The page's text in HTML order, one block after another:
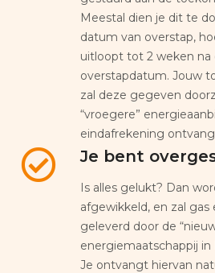
Meestal dien je dit te
datum van overstap,
uitloopt tot 2 weken na
overstapdatum. Jouw
zal deze gegeven
“vroegere”
eindafrekening
Je bent
Is alles gelukt? Dan
afgewikkeld, en zal
geleverd door de
energiemaatschappij in
Je ontvangt hiervan